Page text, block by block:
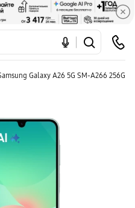
Galaxy A26 5G SM-A266 256GB